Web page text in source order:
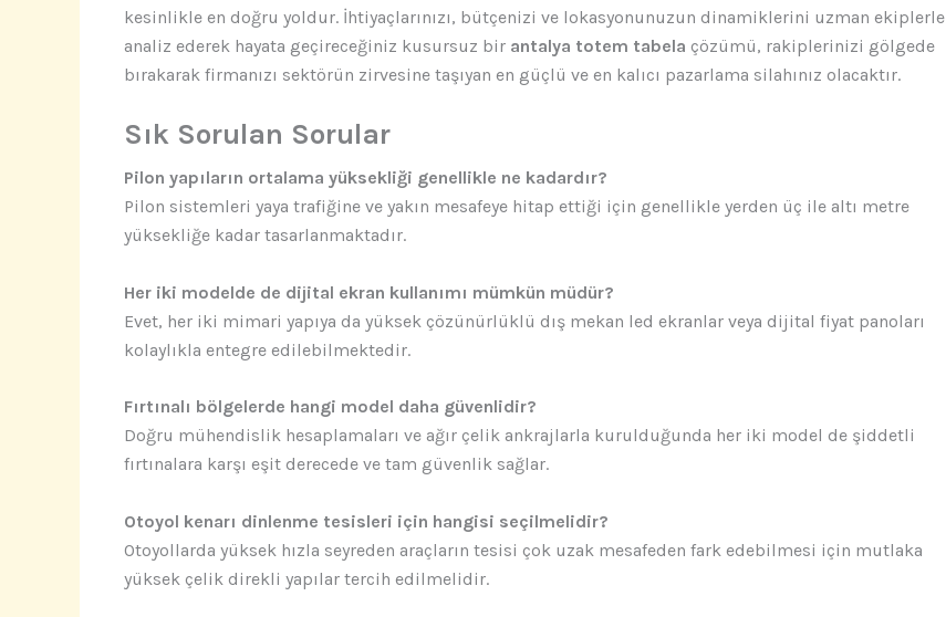
kesinlikle en doğru yoldur. İhtiyaçlarınızı, bütçenizi ve lokasyonunuzun dinamiklerini uzman ekiplerle
analiz ederek hayata geçireceğiniz kusursuz bir antalya totem tabela çözümü, rakiplerinizi gölgede
bırakarak firmanızı sektörün zirvesine taşıyan en güçlü ve en kalıcı pazarlama silahınız olacaktır.
Sık Sorulan Sorular
Pilon yapıların ortalama yüksekliği genellikle ne kadardır?
Pilon sistemleri yaya trafiğine ve yakın mesafeye hitap ettiği için genellikle yerden üç ile altı metre
yüksekliğe kadar tasarlanmaktadır.
Her iki modelde de dijital ekran kullanımı mümkün müdür?
Evet, her iki mimari yapıya da yüksek çözünürlüklü dış mekan led ekranlar veya dijital fiyat panoları
kolaylıkla entegre edilebilmektedir.
Fırtınalı bölgelerde hangi model daha güvenlidir?
Doğru mühendislik hesaplamaları ve ağır çelik ankrajlarla kurulduğunda her iki model de şiddetli
fırtınalara karşı eşit derecede ve tam güvenlik sağlar.
Otoyol kenarı dinlenme tesisleri için hangisi seçilmelidir?
Otoyollarda yüksek hızla seyreden araçların tesisi çok uzak mesafeden fark edebilmesi için mutlaka
yüksek çelik direkli yapılar tercih edilmelidir.